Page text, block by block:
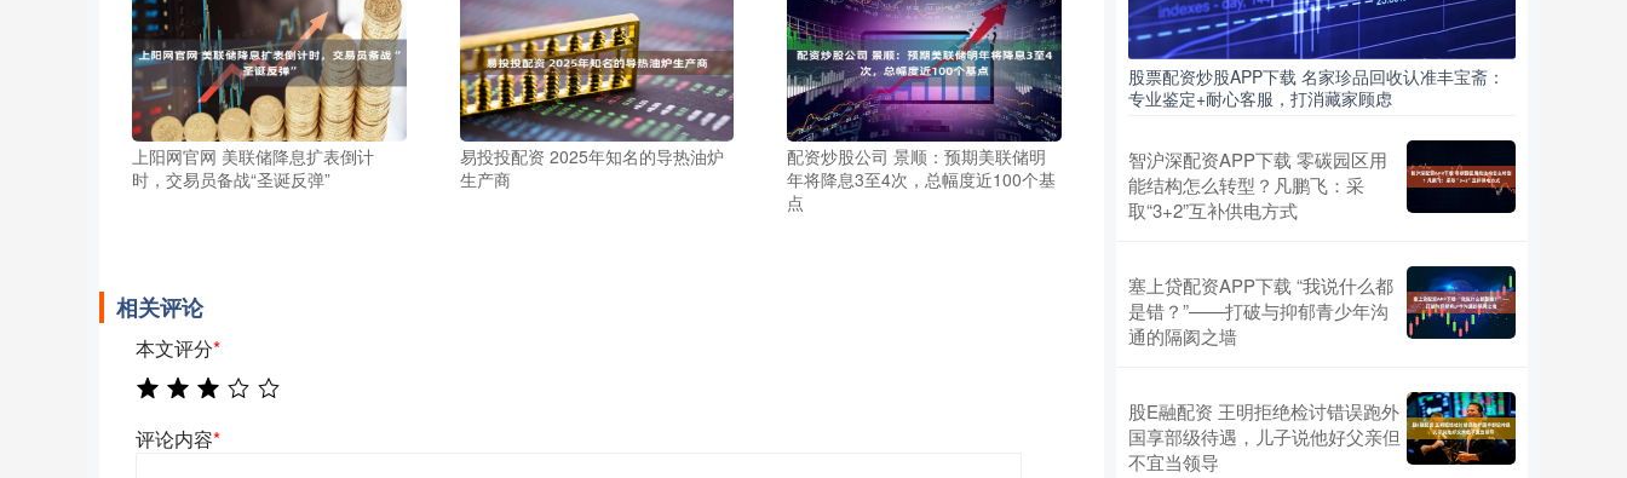
上阳网官网 美联储降息扩表倒计
时，交易员备战“圣诞反弹”
易投投配资 2025年知名的导热油炉
生产商
配资炒股公司 景顺：预期美联储明
年将降息3至4次，总幅度近100个基
点
相关评论
本文评分*
评论内容*
股票配资炒股APP下载 名家珍品回收认准丰宝斋：
专业鉴定+耐心客服，打消藏家顾虑
智沪深配资APP下载 零碳园区用
能结构怎么转型？凡鹏飞：采
取“3+2”互补供电方式
塞上贷配资APP下载 “我说什么都
是错？”——打破与抑郁青少年沟
通的隔阂之墙
股E融配资 王明拒绝检讨错误跑外
国享部级待遇，儿子说他好父亲但
不宜当领导